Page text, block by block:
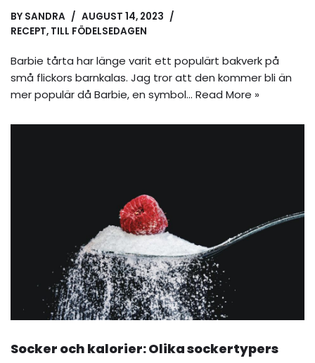
BY SANDRA
AUGUST 14, 2023
RECEPT, TILL FÖDELSEDAGEN
Barbie tårta har länge varit ett populärt bakverk på
små flickors barnkalas. Jag tror att den kommer bli än
mer populär då Barbie, en symbol… Read More »
Socker och kalorier: Olika sockertypers